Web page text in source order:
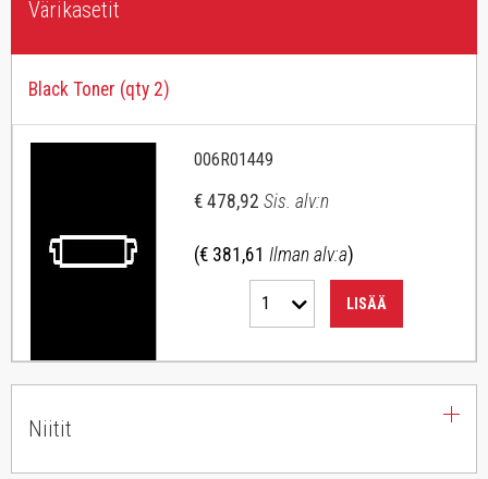
Värikasetit
Black Toner (qty 2)
006R01449
€ 478,92 Sis. alv:n
(€ 381,61 Ilman alv:a)
1 LISÄÄ
Niitit